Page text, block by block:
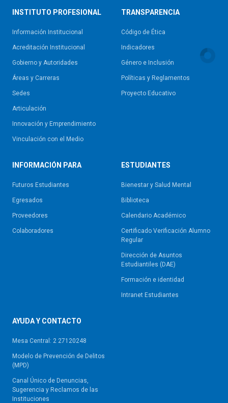
INSTITUTO PROFESIONAL
Información Institucional
Acreditación Institucional
Gobierno y Autoridades​
Áreas y Carreras
Sedes
Articulación
Innovación y Emprendimiento
Vinculación con el Medio
TRANSPARENCIA
Código de Ética
Indicadores
Género e Inclusión
Políticas y Reglamentos​
Proyecto Educativo
INFORMACIÓN PARA
Futuros Estudiantes
Egresados
Proveedores
Colaboradores
ESTUDIANTES
Bienestar y Salud Mental
Biblioteca
Calendario Académico
Certificado Verificación Alumno
Regular
Dirección de Asuntos
Estudiantiles (DAE)
Formación e identidad
Intranet Estudiantes
AYUDA Y CONTACTO
Mesa Central: 2 27120248
Modelo de Prevención de Delitos
(MPD)
Canal Único de Denuncias,
Sugerencia y Reclamos de las
Instituciones